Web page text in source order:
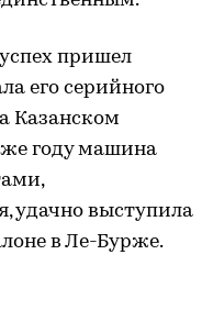
пришел
его серийного
Казанском
же году машина
удачно выступила
в Ле-Бурже.